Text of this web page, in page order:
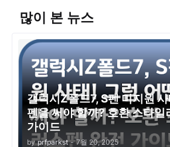
많이 본 뉴스
갤럭시Z폴드7, S펜 미지원
펜을 써야 할까? 호환 스타일
가이드
by prfparkst - 7월 20, 2025